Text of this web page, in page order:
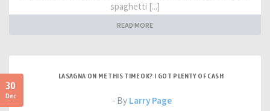
spaghetti [...]
READ MORE
30
Dec
LASAGNA ON ME THIS TIME OK? I GOT PLENTY OF CASH
- By Larry Page